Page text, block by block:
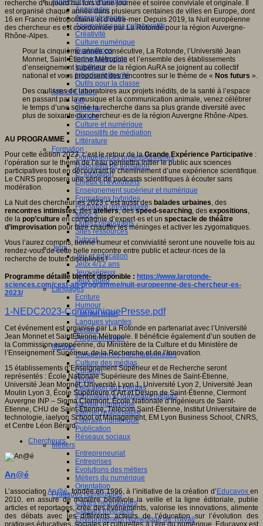
Apprendre
Apprentissages
Apprentissages collaboratifs
Créativité
Culture numérique
Evaluations
Individualisation
Initiatives
Interdisciplinarité
Outils pour la classe
Arts et Culture
Art
Cinéma
Culture
Culture et numérique
Dispositifs de médiation
Littérature
Formation
Compétences professionnelles
Dispositifs de formation
E- formation
Enjeux et évolutions
Enseignement supérieur et numérique
Formations hybrides
Formation universitaire
Mooc’s
Outils collaboratifs
Sites ressources
Tutorat
Jeux
Jeu et éducation
Jeux 4/12 ans
Jeux sérieux
Jeux vidéo
Langages
Ecriture
Humour
Langue orale
Langues vivantes
Lecture
Programmation
Médias
Compétences informationnelles
Culture des médias
Curation
Droits
Education aux médias
Information et nouveaux médias
Identité numérique
Internet responsable
Littératie numérique
Publication
Réseaux sociaux
Métiers
Entrepreneuriat
Entreprises
Evolutions des métiers
Métiers du numérique
Orientation
Pratiques numériques
Cartes heuristiques
Classes inversées
Environnement Numérique de Travail
recherche d’aujourd’hui lors d’une journée et soirée conviviale et originale. Il
est organisé chaque année dans plusieurs centaines de villes en Europe, dont
16 en France métropolitaine et d’outre-mer. Depuis 2019, la Nuit européenne
des chercheur·es est coordonnée par La Rotonde pour la région Auvergne-
Rhône-Alpes.
Pour la cinquième année consécutive, La Rotonde, l’Université Jean
Monnet, Saint-Étienne Métropole et l’ensemble des établissements
d’enseignement supérieur de la région AuRA se joignent au collectif
national et vous proposent des rencontres sur le thème de « Nos futurs ».
Des coulisses de laboratoires aux projets inédits, de la santé à l’espace
en passant par la musique et la communication animale, venez célébrer
le temps d’une soirée la recherche dans sa plus grande diversité avec
plus de soixante-dix chercheur·es de la région Auvergne Rhône-Alpes.
AU PROGRAMME
Pour cette édition 2023, c’est le retour de laGrande Expérience Participative :
l’opération sur le thème de l’eau permettra initier le public aux sciences
participatives tout en découvrant le cheminement d’une expérience scientifique.
Le CNRS proposera une série de podcasts scientifiques à écouter sans
modération.
La Nuit des chercheur·es 2023 c’est aussi des balades urbaines, des
rencontres intimistes, desateliers, desspeed-searching, des expositions,
de la pop’culture en compagnie d’expert·es et un spectacle de théâtre
d’improvisation pour faire chauffer les méninges et activer les zygomatiques.
Vous l’aurez compris, bonne humeur et convivialité seront une nouvelle fois au
rendez-vous de cette belle rencontre entre public et acteur·rices de la
recherche de toutes disciplines !
Programme détaillé bientôt disponible : https://www.larotonde-
sciences.com/cest-au-programme/nuit-europeenne-des-chercheur-es-
2023/
1-NEDC2023-CommuniquePresse.pdf
Cet événement est organisé par La Rotonde en partenariat avec l’Université
Jean Monnet et SaintÉtienne Métropole. Il bénéficie également d’un soutien de
la Commission européenne, du Ministère de la Culture et du Ministère de
l’Enseignement Supérieur, de la Recherche et de l’Innovation.
15 établissements d’Enseignement Supérieur et de Recherche seront
représentés : École Nationale Supérieure des Mines de Saint-Étienne,
Université Jean Monnet, Université Lyon 1, Université Lyon 2, Université Jean
Moulin Lyon 3, École Supérieure d’Art et Design de Saint-Étienne, Clermont
Auvergne INP – Sigma Clermont, École Nationale d’Ingénieurs de Saint-
Etienne, CHU de Saint-Étienne, Télécom Saint-Étienne, Institut Universitaire de
technologie, iaelyon School of Management, EM Lyon Business School, CNRS,
et Centre Léon Bérard.
Chercheurs,
An@é
L’associationAn@é, fondée en 1996, à l’initiative de la création d’ Educavoxen
2010, en assure de manière bénévole la veille et la ligne éditoriale, publie
articles et reportages, crée des événements, valorise les innovations, alimente
des débats avec les différents acteurs de l’éducation sur l’évolution des
pratiques éducatives, sociales et culturelles à l’ère du numérique. Educavox est